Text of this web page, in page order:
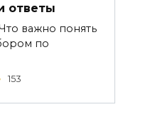
ответы
важно понять
по
153